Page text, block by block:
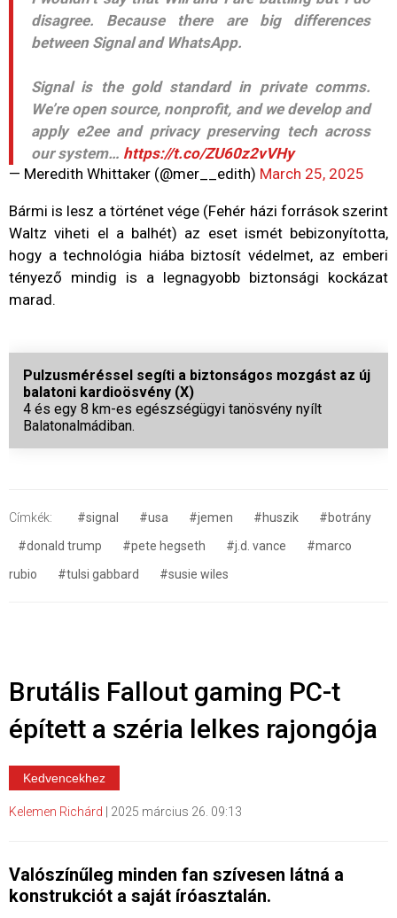
disagree. Because there are big differences
between Signal and WhatsApp.
Signal is the gold standard in private comms.
We’re open source, nonprofit, and we develop and
apply e2ee and privacy preserving tech across
our system… https://t.co/ZU60z2vVHy
— Meredith Whittaker (@mer__edith) March 25, 2025
Bármi is lesz a történet vége (Fehér házi források szerint
Waltz viheti el a balhét) az eset ismét bebizonyította,
hogy a technológia hiába biztosít védelmet, az emberi
tényező mindig is a legnagyobb biztonsági kockázat
marad.
Pulzusméréssel segíti a biztonságos mozgást az új
balatoni kardioösvény (X)
4 és egy 8 km-es egészségügyi tanösvény nyílt
Balatonalmádiban.
Címkék: #signal #usa #jemen #huszik
#botrány
#donald trump
#pete hegseth #j.d. vance
#marco
rubio
#tulsi gabbard #susie wiles
Brutális Fallout gaming PC-t
épített a széria lelkes rajongója
Kedvencekhez
Kelemen Richárd 2025 március 26. 09:13
Valószínűleg minden fan szívesen látná a
konstrukciót a saját íróasztalán.